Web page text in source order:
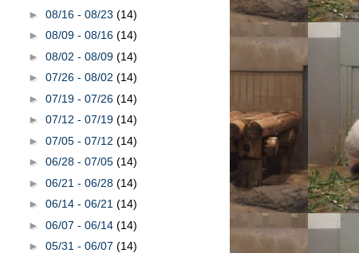
► 08/16 - 08/23 (14)
► 08/09 - 08/16 (14)
► 08/02 - 08/09 (14)
► 07/26 - 08/02 (14)
► 07/19 - 07/26 (14)
► 07/12 - 07/19 (14)
► 07/05 - 07/12 (14)
► 06/28 - 07/05 (14)
► 06/21 - 06/28 (14)
► 06/14 - 06/21 (14)
► 06/07 - 06/14 (14)
► 05/31 - 06/07 (14)